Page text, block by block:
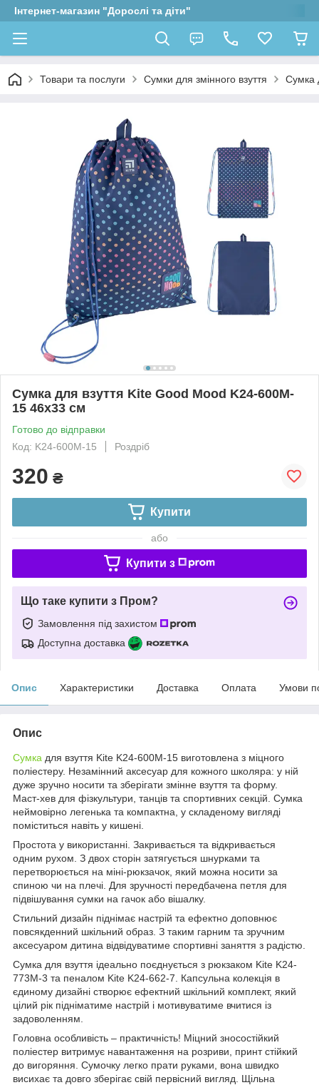
Інтернет-магазин "Дорослі та діти"
Товари та послуги Сумки для змінного взуття Сумка
Сумка для взуття Kite Good Mood K24-600M-
15 46x33 см
Готово до відправки
Код: K24-600M-15
Роздріб
320 ₴
Купити
або
Купити з
Що таке купити з Пром?
Замовлення під захистом
Доступна доставка
Опис Характеристики Доставка Оплата Умови
Опис
Сумка для взуття Kite K24-600M-15 виготовлена з міцного
поліестеру. Незамінний аксесуар для кожного школяра: у ній
дуже зручно носити та зберігати змінне взуття та форму.
Маст-хев для фізкультури, танців та спортивних секцій. Сумка
неймовірно легенька та компактна, у складеному вигляді
поміститься навіть у кишені.
Простота у використанні. Закривається та відкривається
одним рухом. З двох сторін затягується шнурками та
перетворюється на міні-рюкзачок, який можна носити за
спиною чи на плечі. Для зручності передбачена петля для
підвішування сумки на гачок або вішалку.
Стильний дизайн піднімає настрій та ефектно доповнює
повсякденний шкільний образ. З таким гарним та зручним
аксесуаром дитина відвідуватиме спортивні заняття з радістю.
Сумка для взуття ідеально поєднується з рюкзаком Kite K24-
773M-3 та пеналом Kite K24-662-7. Капсульна колекція в
єдиному дизайні створює ефектний шкільний комплект, який
цілий рік підніматиме настрій і мотивуватиме вчитися із
задоволенням.
Головна особливість – практичність! Міцний зносостійкий
поліестер витримує навантаження на розриви, принт стійкий
до вигоряння. Сумочку легко прати руками, вона швидко
висихає та довго зберігає свій первісний вигляд. Щільна